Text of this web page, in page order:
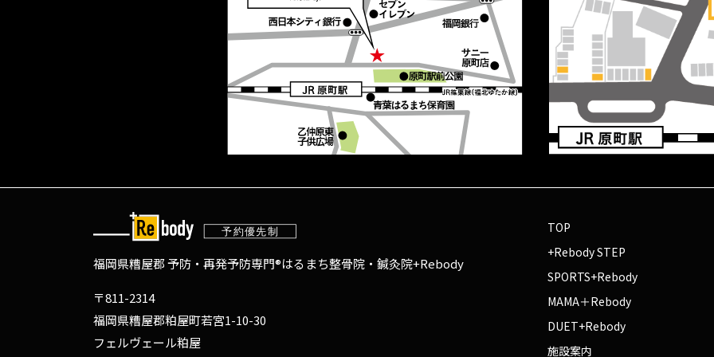
福岡県糟屋郡 予防・再発予防専門®はるまち整骨院・鍼灸院+Rebody
〒811-2314
福岡県糟屋郡粕屋町若宮1-10-30
フェルヴェール粕屋
TOP
+Rebody STEP
SPORTS+Rebody
MAMA＋Rebody
DUET+Rebody
施設案内